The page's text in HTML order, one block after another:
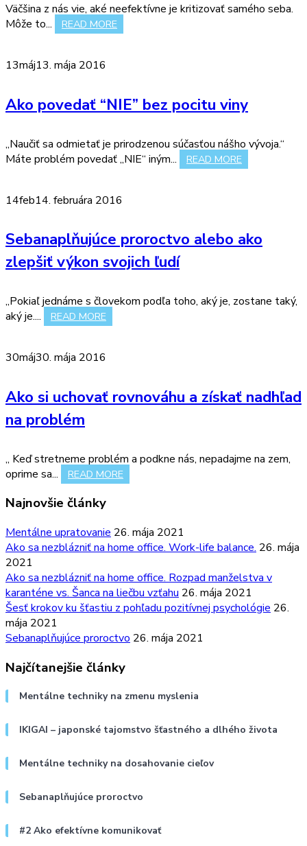
Väčšina z nás vie, aké neefektívne je kritizovať samého seba.
Môže to...
READ MORE
13máj13. mája 2016
Ako povedať “NIE” bez pocitu viny
„Naučiť sa odmietať je prirodzenou súčasťou nášho vývoja.“
Máte problém povedať „NIE“ iným...
READ MORE
14feb14. februára 2016
Sebanaplňujúce proroctvo alebo ako
zlepšiť výkon svojich ľudí
„Pokiaľ jednáme s človekom podľa toho, aký je, zostane taký,
aký je....
READ MORE
30máj30. mája 2016
Ako si uchovať rovnováhu a získať nadhľad
na problém
„ Keď stretneme problém a podkne nás, nepadajme na zem,
oprime sa...
READ MORE
Najnovšie články
Mentálne upratovanie 26. mája 2021
Ako sa nezblázniť na home office. Work-life balance. 26. mája
2021
Ako sa nezblázniť na home office. Rozpad manželstva v
karanténe vs. Šanca na liečbu vzťahu 26. mája 2021
Šesť krokov ku šťastiu z pohľadu pozitívnej psychológie 26.
mája 2021
Sebanaplňujúce proroctvo 26. mája 2021
Najčítanejšie články
Mentálne techniky na zmenu myslenia
IKIGAI – japonské tajomstvo šťastného a dlhého života
Mentálne techniky na dosahovanie cieľov
Sebanaplňujúce proroctvo
#2 Ako efektívne komunikovať